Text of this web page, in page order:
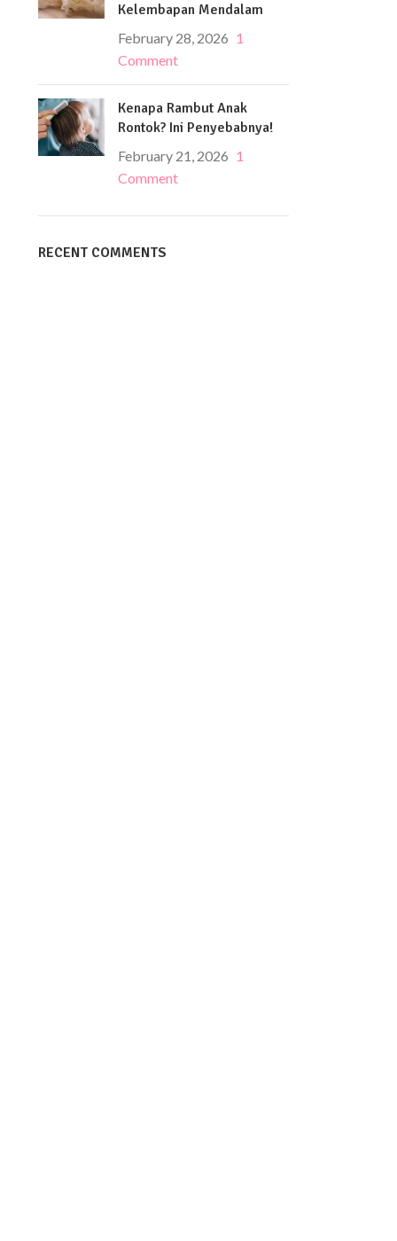
Kelembapan Mendalam
February 28, 2026 1
Comment
Kenapa Rambut Anak
Rontok? Ini Penyebabnya!
February 21, 2026 1
Comment
RECENT COMMENTS